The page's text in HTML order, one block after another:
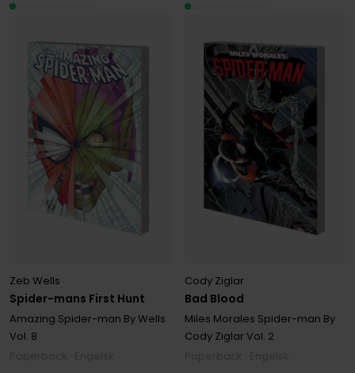
Spider-mans First Hunt
Zeb Wells
Amazing Spider-man By Wells
Vol. 8
Bad Blood
Cody Ziglar
Miles Morales Spider-man By
Cody Ziglar Vol. 2